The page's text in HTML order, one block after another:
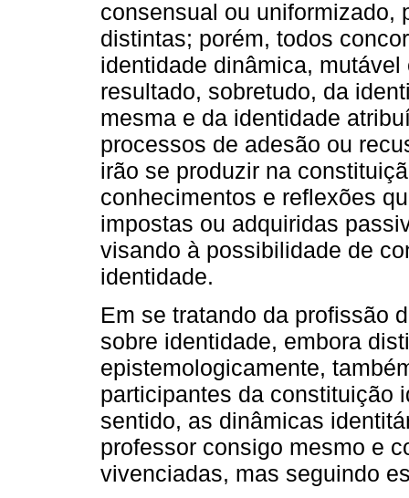
consensual ou uniformizado,
distintas; porém, todos
identidade dinâmica,
resultado, sobretudo, da
mesma e da identidade
processos de adesão ou
irão se produzir na
conhecimentos e reflexões
impostas ou adquiridas
visando à possibilidade de
identidade.
Em se tratando da profissão
sobre identidade, embora
epistemologicamente,
participantes da constituição
sentido, as dinâmicas
professor consigo mesmo e
vivenciadas, mas seguindo